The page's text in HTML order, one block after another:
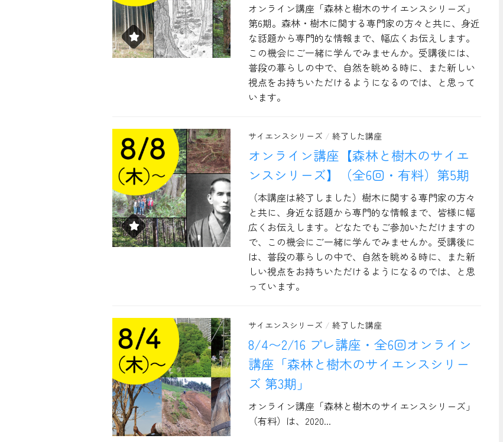
オンライン講座「森林と樹木のサイエンスシリーズ」
第6期。森林・樹木に関する専門家の方々と共に、身近
な話題から専門的な情報まで、幅広くお伝えします。
この機会にご一緒に学んでみませんか。受講後には、
普段の暮らしの中で、自然を眺める時に、また新しい
視点をお持ちいただけるようになるのでは、と思って
います。
サイエンスシリーズ / 終了した講座
オンライン講座【森林と樹木のサイエ
ンスシリーズ】（全6回・有料）第5期
（本講座は終了しました）樹木に関する専門家の方々
と共に、身近な話題から専門的な情報まで、皆様に幅
広くお伝えします。どなたでもご参加いただけますの
で、この機会にご一緒に学んでみませんか。受講後に
は、普段の暮らしの中で、自然を眺める時に、また新
しい視点をお持ちいただけるようになるのでは、と思
っています。
サイエンスシリーズ / 終了した講座
8/4〜2/16 プレ講座・全6回オンライン
講座「森林と樹木のサイエンスシリー
ズ 第3期」
オンライン講座「森林と樹木のサイエンスシリーズ」
（有料）は、2020...